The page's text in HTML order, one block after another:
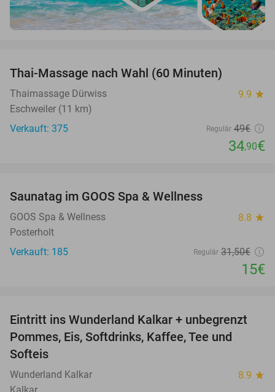
Thai-Massage nach Wahl (60 Minuten)
Thaimassage Dürwiss 9.9 star
Eschweiler (11 km)
Verkauft: 375
Regulär 49€
34,90€
Saunatag im GOOS Spa & Wellness
GOOS Spa & Wellness 8.8 star
Posterholt
Verkauft: 185
Regulär 31,50€
15€
32%
Eintritt ins Wunderland Kalkar + unbegrenzt
Pommes, Eis, Softdrinks, Kaffee, Tee und
Softeis
Wunderland Kalkar 8.9 star